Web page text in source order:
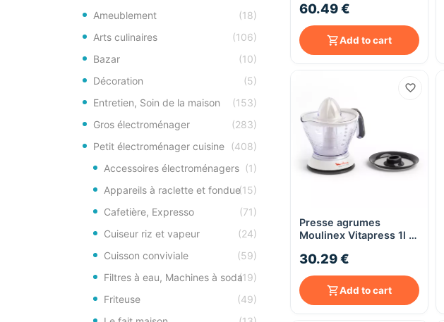
Ameublement
(18)
Arts culinaires
(106)
Bazar
(10)
Décoration
(5)
Entretien, Soin de la maison
(153)
Gros électroménager
(283)
Petit électroménager cuisine (408)
Accessoires électroménagers (1)
Appareils à raclette et fondue(15)
Cafetière, Expresso
(71)
Cuiseur riz et vapeur
(24)
Cuisson conviviale
(59)
Filtres à eau, Machines à soda(19)
Friteuse
(49)
60.49 €
Add to cart
Quick View
Presse agrumes
Moulinex Vitapress 1l -
30.29 €
Add to cart